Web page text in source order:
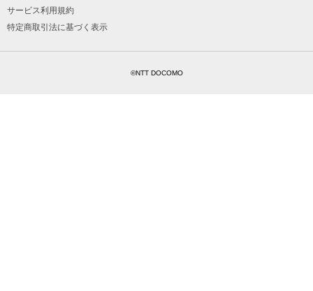
サービス利用規約
特定商取引法に基づく表示
©NTT DOCOMO